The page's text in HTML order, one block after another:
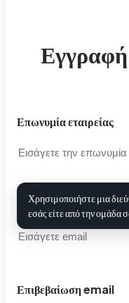
Επωνυμία εταιρείας
Email
Χρησιμοποιήστε μια
εσάς είτε από την ομάδα
Επιβεβαίωση email